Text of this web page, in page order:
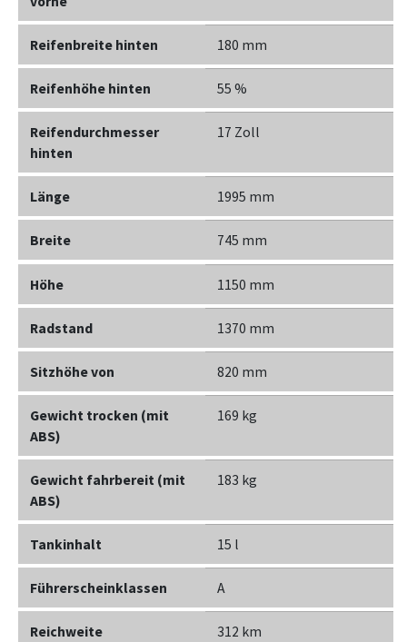
Reifenbreite hinten 180 mm
Reifenhöhe hinten 55 %
Reifendurchmesser
hinten
17 Zoll
Länge 1995 mm
Breite 745 mm
Höhe 1150 mm
Radstand 1370 mm
Sitzhöhe von 820 mm
Gewicht trocken (mit
ABS)
169 kg
Gewicht fahrbereit (mit
ABS)
183 kg
Tankinhalt 15 l
Führerscheinklassen A
Reichweite 312 km